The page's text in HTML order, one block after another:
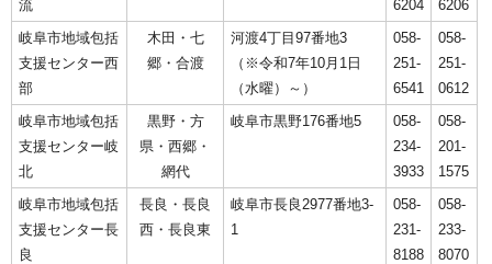
流
6204
6206
岐阜市地域包括
支援センター西
部
木田・七
郷・合渡
河渡4丁目97番地3
（※令和7年10月1日
（水曜）～）
058-
251-
6541
058-
251-
0612
岐阜市地域包括
支援センター岐
北
黒野・方
県・西郷・
網代
岐阜市黒野176番地5
058-
234-
3933
058-
201-
1575
岐阜市地域包括
支援センター長
良
長良・長良
西・長良東
岐阜市長良2977番地3-
1
058-
231-
8188
058-
233-
8070